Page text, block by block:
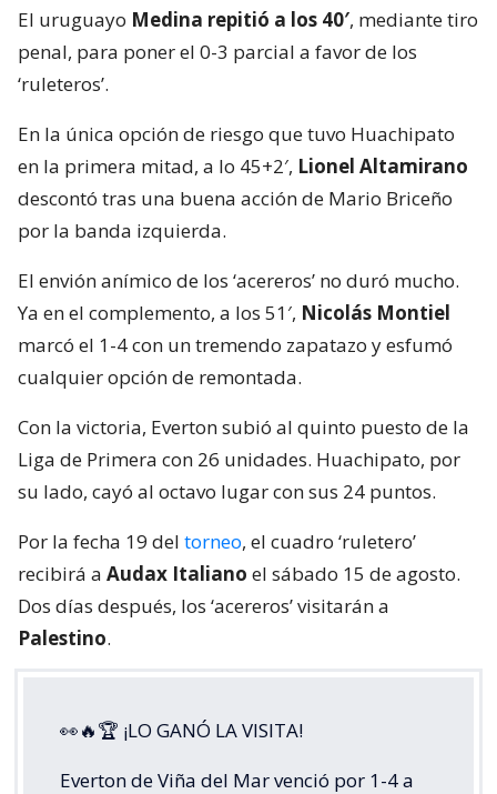
El uruguayo Medina repitió a los 40′, mediante tiro
penal, para poner el 0-3 parcial a favor de los
‘ruleteros’.
En la única opción de riesgo que tuvo Huachipato
en la primera mitad, a lo 45+2′, Lionel Altamirano
descontó tras una buena acción de Mario Briceño
por la banda izquierda.
El envión anímico de los ‘acereros’ no duró mucho.
Ya en el complemento, a los 51′, Nicolás Montiel
marcó el 1-4 con un tremendo zapatazo y esfumó
cualquier opción de remontada.
Con la victoria, Everton subió al quinto puesto de la
Liga de Primera con 26 unidades. Huachipato, por
su lado, cayó al octavo lugar con sus 24 puntos.
Por la fecha 19 del torneo, el cuadro ‘ruletero’
recibirá a Audax Italiano el sábado 15 de agosto.
Dos días después, los ‘acereros’ visitarán a
Palestino.
👀🔥🏆 ¡LO GANÓ LA VISITA!
Everton de Viña del Mar venció por 1-4 a